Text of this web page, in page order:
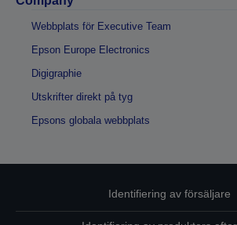
Webbplats för Executive Team
Epson Europe Electronics
Digigraphie
Utskrifter direkt på tyg
Epsons globala webbplats
Identifiering av försäljare